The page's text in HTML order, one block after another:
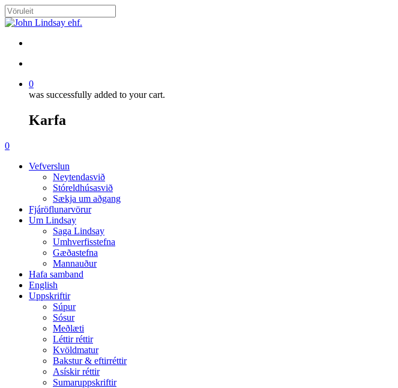
Skip
to
content
Close
0
was successfully added to your cart.
Karfa
Menu
search
account
0
Vefverslun
Neytendasvið
Stóreldhúsasvið
Sækja um aðgang
Fjáröflunarvörur
Um Lindsay
Saga Lindsay
Umhverfisstefna
Gæðastefna
Mannauður
Hafa samband
English
Uppskriftir
Súpur
Sósur
Meðlæti
Léttir réttir
Kvöldmatur
Bakstur & eftirréttir
Asískir réttir
Sumaruppskriftir